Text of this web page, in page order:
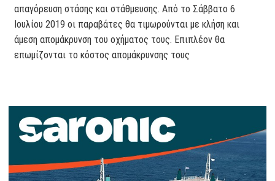
απαγόρευση στάσης και στάθμευσης. Από το Σάββατο 6
Ιουλίου 2019 οι παραβάτες θα τιμωρούνται με κλήση και
άμεση απομάκρυνση του οχήματος τους. Επιπλέον θα
επωμίζονται το κόστος απομάκρυνσης τους